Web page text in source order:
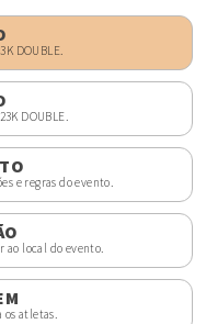
DOUBLE.
DOUBLE.
e regras do evento.
ao local do evento.
os atletas.